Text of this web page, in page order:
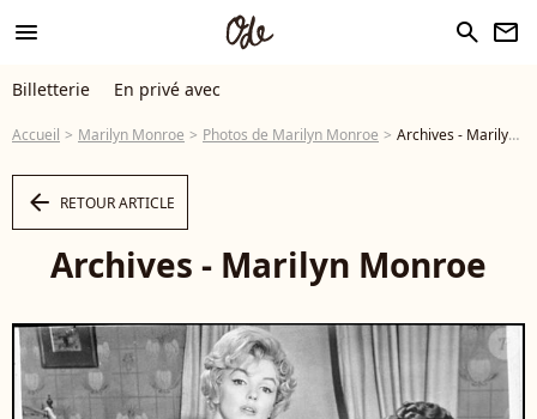
menu search newsletter
Billetterie En privé avec
Accueil Marilyn Monroe Photos de Marilyn Monroe Archives - Marilyn Monroe - Photo
arrow_left RETOUR ARTICLE
Archives - Marilyn Monroe